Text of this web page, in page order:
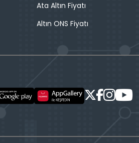
Ata Altın Fiyatı
Altın ONS Fiyatı